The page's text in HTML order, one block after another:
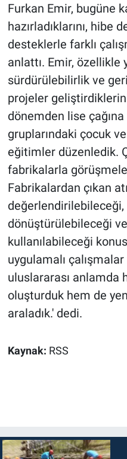
Furkan Emir, bugüne
hazırladıklarını, hibe
desteklerle farklı
anlattı. Emir, özellikle
sürdürülebilirlik ve
projeler
dönemden lise
gruplarındaki çocuk
eğitimler düzenledik.
fabrikalarla
Fabrikalardan çıkan
değerlendirilebileceği,
dönüştürülebileceği
kullanılabileceği
uygulamalı
uluslararası anlamda
oluşturduk hem de
araladık.' dedi.
Kaynak: RSS